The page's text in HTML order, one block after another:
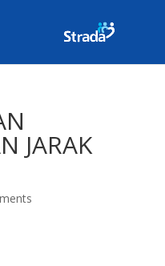
JARAK